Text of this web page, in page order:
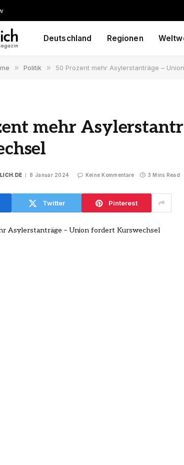
Deutschland Regionen
» Politik » 50 Prozent mehr Asylerstanträge –
mehr
8 Januar 2024 Keine Kommentare 3 Mins Read
Twitter Pinterest